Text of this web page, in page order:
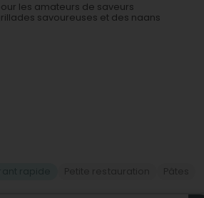
les amateurs de saveurs
savoureuses et des naans